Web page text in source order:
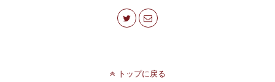
トップに戻る